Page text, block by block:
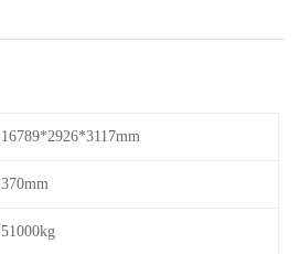
16789*2926*3117mm
370mm
51000kg